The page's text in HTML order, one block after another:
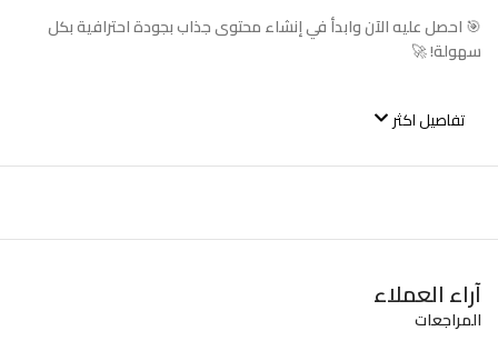
🎯احصل عليه الآن وابدأ في إنشاء محتوى جذاب بجودة احترافية بكل
سهولة!🚀
تفاصيل اكثر
آراء العملاء
المراجعات